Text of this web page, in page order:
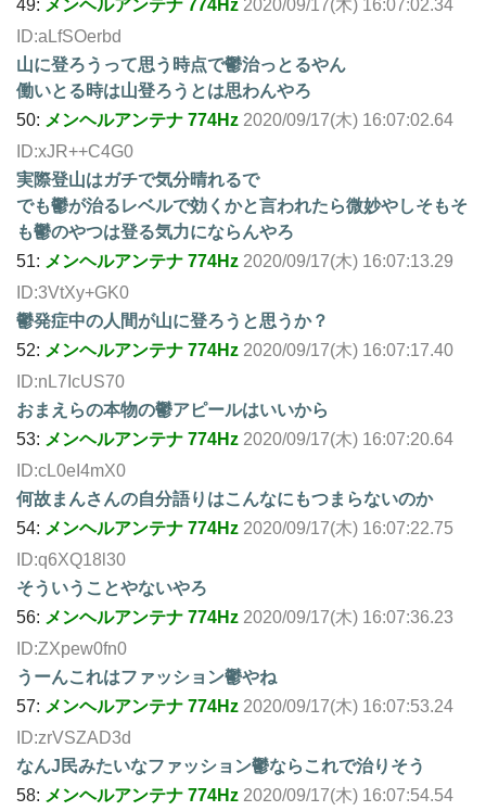
49: メンヘルアンテナ 774Hz 2020/09/17(木) 16:07:02.34
ID:aLfSOerbd
山に登ろうって思う時点で鬱治っとるやん
働いとる時は山登ろうとは思わんやろ
50: メンヘルアンテナ 774Hz 2020/09/17(木) 16:07:02.64
ID:xJR++C4G0
実際登山はガチで気分晴れるで
でも鬱が治るレベルで効くかと言われたら微妙やしそもそ
も鬱のやつは登る気力にならんやろ
51: メンヘルアンテナ 774Hz 2020/09/17(木) 16:07:13.29
ID:3VtXy+GK0
鬱発症中の人間が山に登ろうと思うか？
52: メンヘルアンテナ 774Hz 2020/09/17(木) 16:07:17.40
ID:nL7IcUS70
おまえらの本物の鬱アピールはいいから
53: メンヘルアンテナ 774Hz 2020/09/17(木) 16:07:20.64
ID:cL0eI4mX0
何故まんさんの自分語りはこんなにもつまらないのか
54: メンヘルアンテナ 774Hz 2020/09/17(木) 16:07:22.75
ID:q6XQ18l30
そういうことやないやろ
56: メンヘルアンテナ 774Hz 2020/09/17(木) 16:07:36.23
ID:ZXpew0fn0
うーんこれはファッション鬱やね
57: メンヘルアンテナ 774Hz 2020/09/17(木) 16:07:53.24
ID:zrVSZAD3d
なんJ民みたいなファッション鬱ならこれで治りそう
58: メンヘルアンテナ 774Hz 2020/09/17(木) 16:07:54.54